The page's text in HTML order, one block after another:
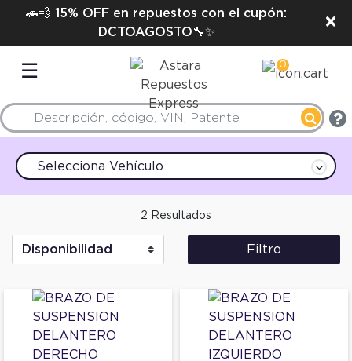
🚗💨 15% OFF en repuestos con el cupón:
DCTOAGOSTO🔧✨
×
☰ 0
Selecciona Vehículo
2 Resultados
Filtro